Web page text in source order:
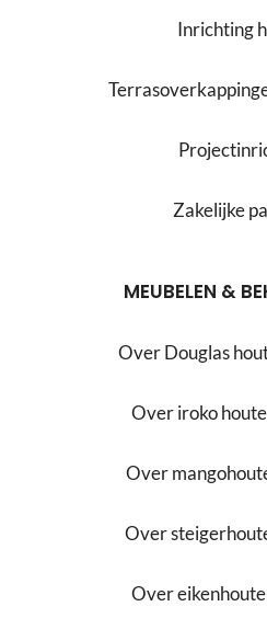
Inrichting
Zakelijke
MEUBELEN &
Over Douglas
Over iroko
Over
Over
Over